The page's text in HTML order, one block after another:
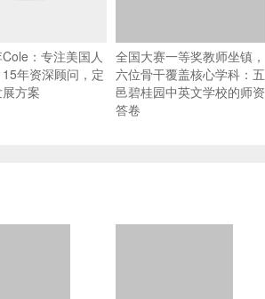
：专注美国人
年资深顾问，定
方案
全国大赛一等奖教师坐镇，
六位骨干覆盖核心学科：五
邑碧桂园中英文学校的师资
答卷